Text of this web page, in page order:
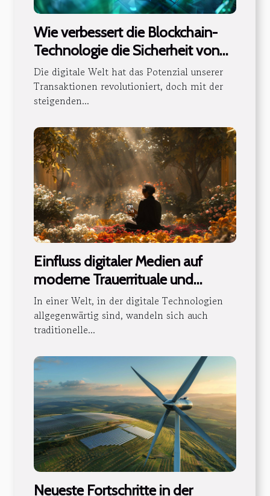
Wie verbessert die Blockchain-
Technologie die Sicherheit von
digitalen Transaktionen?
Die digitale Welt hat das Potenzial unserer
Transaktionen revolutioniert, doch mit der
steigenden...
Einfluss digitaler Medien auf
moderne Trauerrituale und
Gedenkpraktiken
In einer Welt, in der digitale Technologien
allgegenwärtig sind, wandeln sich auch
traditionelle...
Neueste Fortschritte in der